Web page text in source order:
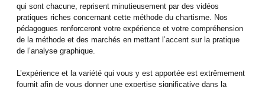
qui sont chacune, reprisent minutieusement par des vidéos
pratiques riches concernant cette méthode du chartisme. Nos
pédagogues renforceront votre expérience et votre compréhension
de la méthode et des marchés en mettant l’accent sur la pratique
de l’analyse graphique.
L’expérience et la variété qui vous y est apportée est extrêmement
fournit afin de vous donner une expertise significative dans la